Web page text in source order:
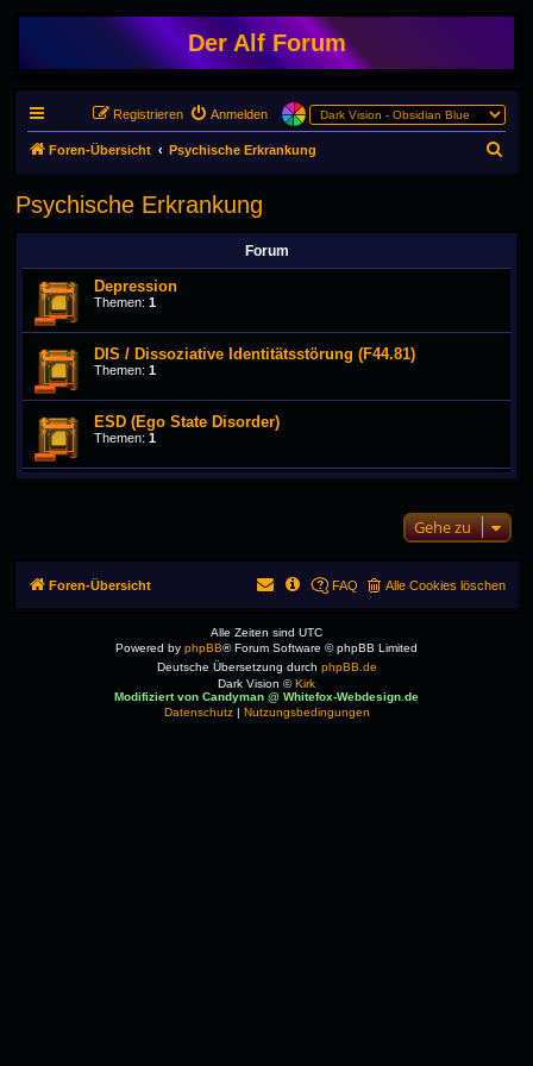
Der Alf Forum
Anmelden
Registrieren
Foren-Übersicht Psychische Erkrankung
u
h
Psychische Erkrankung
Forum
Depression
Themen: 1
DIS / Dissoziative Identitätsstörung (F44.81)
Themen: 1
ESD (Ego State Disorder)
Themen: 1
Gehe zu
Foren-Übersicht Alle Cookies löschen
FAQ
Alle Zeiten sind UTC
Powered by phpBB® Forum Software © phpBB Limited
Deutsche Übersetzung durch phpBB.de
Dark Vision © Kirk
Modifiziert von Candyman @ Whitefox-Webdesign.de
Datenschutz| Nutzungsbedingungen